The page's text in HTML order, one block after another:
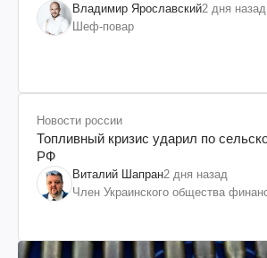
Владимир Ярославский2 дня назад
Шеф-повар
Новости россии
Топливный кризис ударил по
РФ
Виталий Шапран2 дня назад
Член Украинского общества